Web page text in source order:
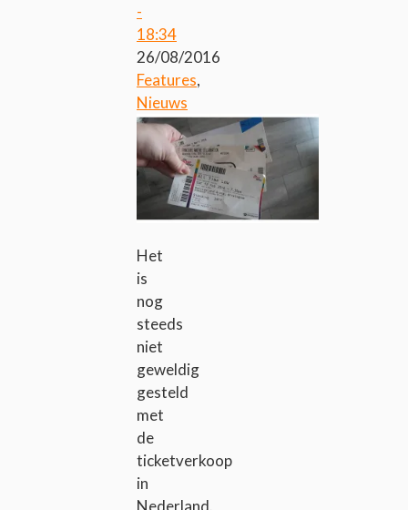
-
18:34
26/08/2016
Features,
Nieuws
Het
is
nog
steeds
niet
geweldig
gesteld
met
de
ticketverkoop
in
Nederland.